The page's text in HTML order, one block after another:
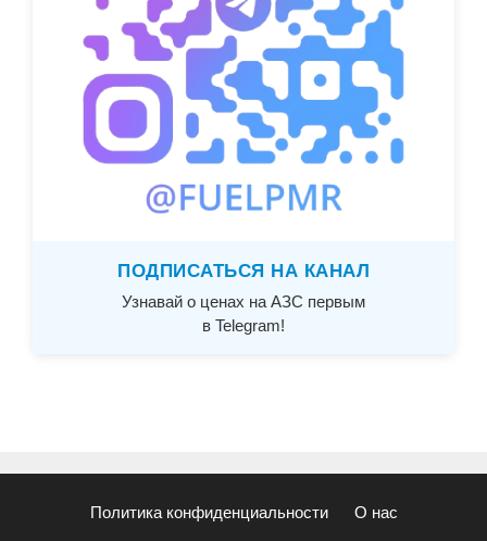
ПОДПИСАТЬСЯ НА КАНАЛ
Узнавай о ценах на АЗС первым
в Telegram!
Политика конфиденциальности О нас